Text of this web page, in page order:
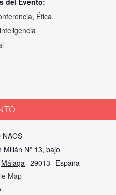
, Ética,
inteligencia
NAOS
Millán Nº 13, bajo
Málaga 29013 España
Map